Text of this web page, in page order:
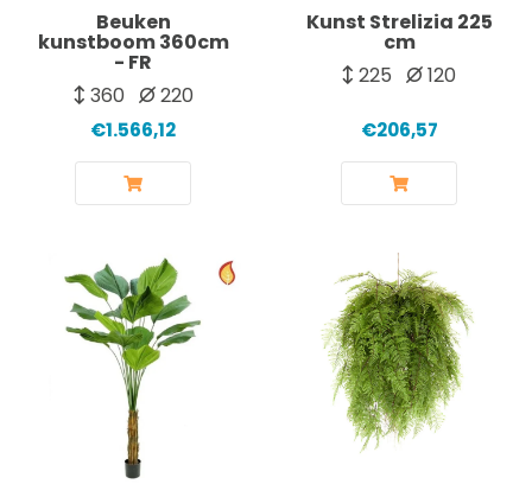
Beuken
kunstboom 360cm
- FR
360
220
€1.566,12
Kunst Strelizia 225
cm
225
120
€206,57